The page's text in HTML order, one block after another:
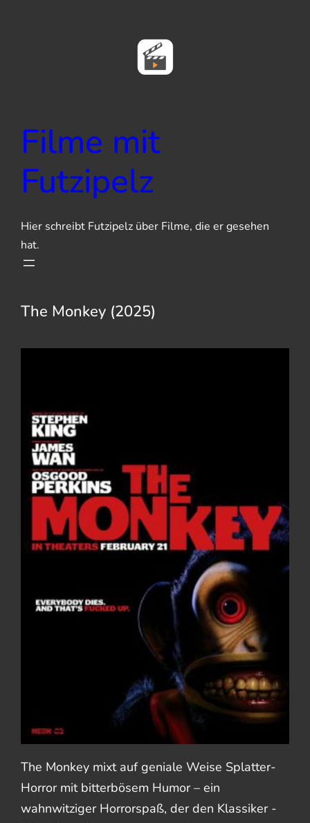
Filme mit
Futzipelz
Hier schreibt Futzipelz über Filme, die er gesehen
hat.
The Monkey (2025)
The Monkey mixt auf geniale Weise Splatter-
Horror mit bitterbösem Humor – ein
wahnwitziger Horrorspaß, der den Klassiker -